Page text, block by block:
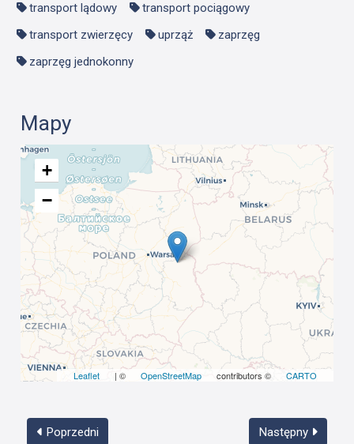
transport lądowy
transport pociągowy
transport zwierzęcy
uprząż
zaprzęg
zaprzęg jednokonny
Mapy
+
−
Leaflet | © OpenStreetMap contributors © CARTO
Poprzedni Następny